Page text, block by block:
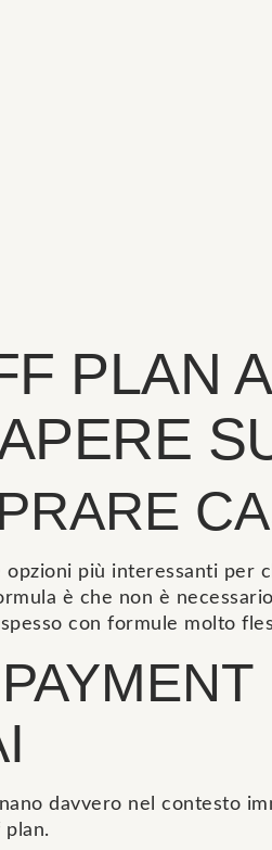
PLAN
più interessanti
è che non è
con formule molto
davvero nel contesto
plan.